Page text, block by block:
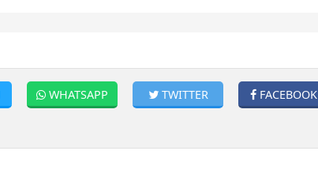
FACEBOOK
TWITTER
WHATSAPP